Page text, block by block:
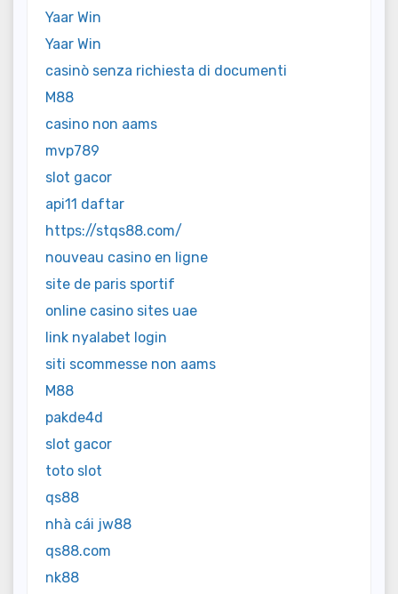
Yaar Win
Yaar Win
casinò senza richiesta di documenti
M88
casino non aams
mvp789
slot gacor
api11 daftar
https://stqs88.com/
nouveau casino en ligne
site de paris sportif
online casino sites uae
link nyalabet login
siti scommesse non aams
M88
pakde4d
slot gacor
toto slot
qs88
nhà cái jw88
qs88.com
nk88